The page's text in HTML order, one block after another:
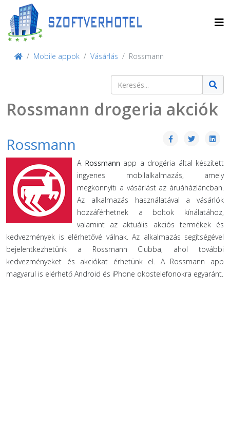
Mobile appok Vásárlás Rossmann
Keresés
Rossmann drogeria akciók
Rossmann
A Rossmann app a drogéria által készített
ingyenes mobilalkalmazás, amely
megkönnyíti a vásárlást az áruáházláncban.
Az alkalmazás használatával a vásárlók
hozzáférhetnek a boltok kínálatához,
valamint az aktuális akciós termékek és
kedvezmények is elérhetővé válnak. Az alkalmazás segítségével
bejelentkezhetünk a Rossmann Clubba, ahol további
kedvezményeket és akciókat érhetünk el. A Rossmann app
magyarul is elérhető Android és iPhone okostelefonokra egyaránt.